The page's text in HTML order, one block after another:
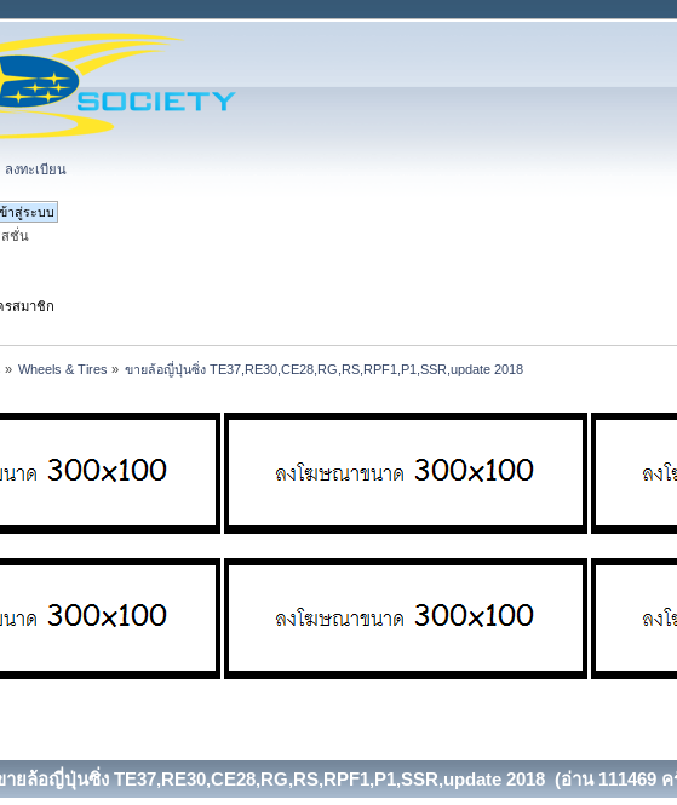
ลงทะเบียน
สชั่น
รสมาชิก
» Wheels & Tires » ขายล้อญี่ปุ่นซิ่ง TE37,RE30,CE28,RG,RS,RPF1,P1,SSR,update 2018
ยล้อญี่ปุ่นซิ่ง TE37,RE30,CE28,RG,RS,RPF1,P1,SSR,update 2018 (อ่าน 111469 ค